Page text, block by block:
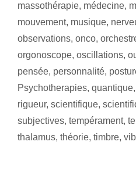
massothérapie, médecine,
mouvement, musique,
observations, onco,
orgonoscope, oscillations,
pensée, personnalité,
Psychotherapies, quantique,
rigueur, scientifique,
subjectives, tempérament,
thalamus, théorie, timbre,